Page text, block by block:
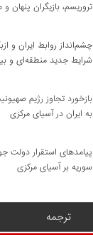
تروریسم، بازیگران پنهان
چشم‌انداز روابط ایران و
شرایط جدید منطقه‌ای و
​بازخورد تجاوز رژیم
به ایران در آسیای مرکزی
پیامدهای استقرار دولت
سوریه بر آسیای مرکزی
ترجمه